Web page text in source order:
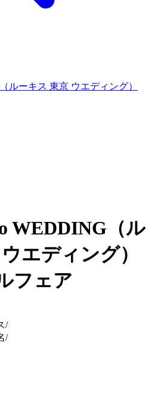
ルーキス 東京 ウエディング）
WEDDING（ル
エディング）
フェア
/
/